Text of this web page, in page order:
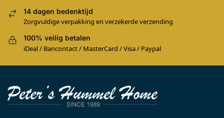
14 dagen bedenktijd
Zorgvuldige verpakking en verzekerde verzending
100% veilig betalen
iDeal / Bancontact / MasterCard / Visa / Paypal